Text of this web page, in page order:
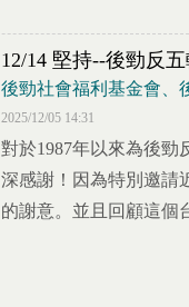
12/14 堅持--後勁反
後勁社會福利基金會、
2025/12/05 14:31
對於1987年以來為後勁
深感謝！因為特別邀請
的謝意。並且回顧這個